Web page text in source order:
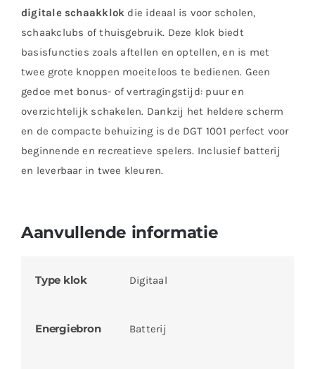
digitale schaakklok die ideaal is voor scholen,
schaakclubs of thuisgebruik. Deze klok biedt
basisfuncties zoals aftellen en optellen, en is met
twee grote knoppen moeiteloos te bedienen. Geen
gedoe met bonus- of vertragingstijd: puur en
overzichtelijk schakelen. Dankzij het heldere scherm
en de compacte behuizing is de DGT 1001 perfect voor
beginnende en recreatieve spelers. Inclusief batterij
en leverbaar in twee kleuren.
Aanvullende informatie
Type klok Digitaal
Energiebron Batterij